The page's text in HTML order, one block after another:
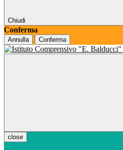
Chiudi
Conferma
Annulla Conferma
close